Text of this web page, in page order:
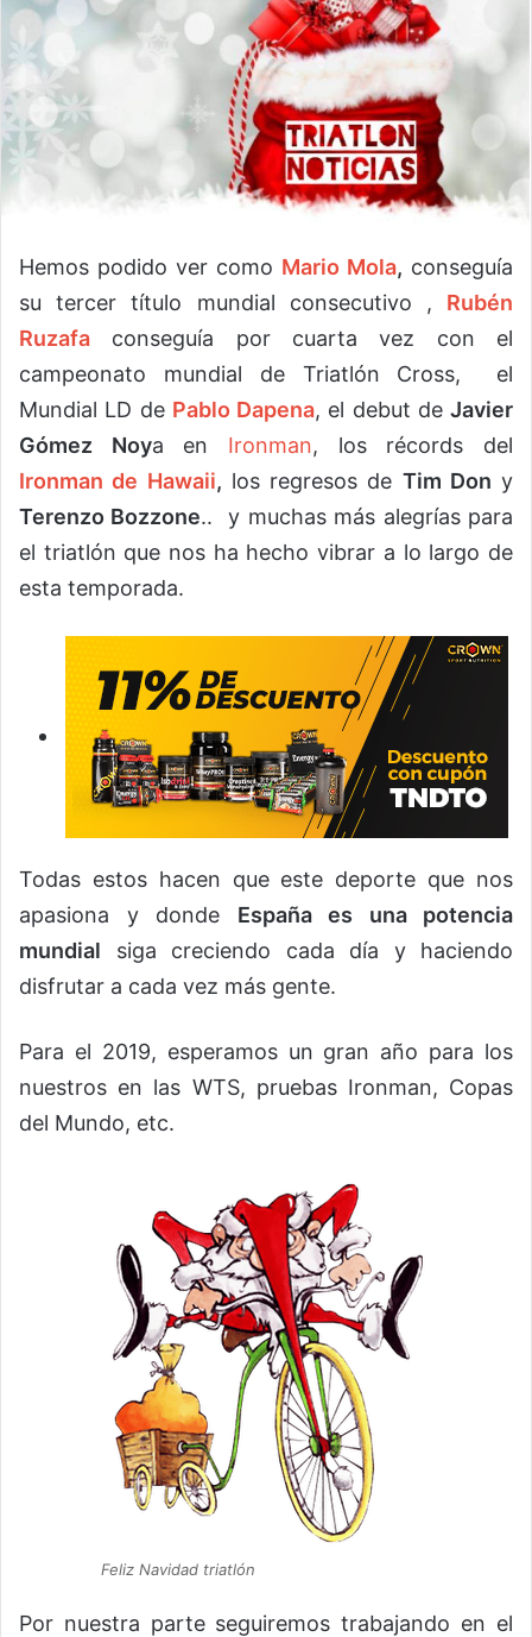
Hemos podido ver como Mario Mola, conseguía
su tercer título mundial consecutivo , Rubén
Ruzafa conseguía por cuarta vez con el
campeonato mundial de Triatlón Cross, el
Mundial LD de Pablo Dapena, el debut de Javier
Gómez Noya en Ironman, los récords del
Ironman de Hawaii, los regresos de Tim Don y
Terenzo Bozzone.. y muchas más alegrías para
el triatlón que nos ha hecho vibrar a lo largo de
esta temporada.
Todas estos hacen que este deporte que nos
apasiona y donde España es una potencia
mundial siga creciendo cada día y haciendo
disfrutar a cada vez más gente.
Para el 2019, esperamos un gran año para los
nuestros en las WTS, pruebas Ironman, Copas
del Mundo, etc.
Feliz Navidad triatlón
Por nuestra parte seguiremos trabajando en el